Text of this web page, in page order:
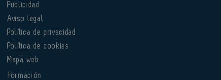
Publicidad
Aviso legal
Política de privacidad
Política de cookies
Mapa web
Formación